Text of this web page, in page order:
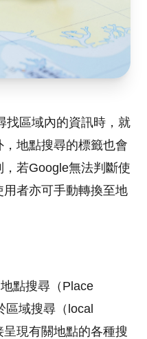
找區域內的資訊時，就
地點搜尋的標籤也會
若Google無法判斷使
者亦可手動轉換至地
點搜尋（Place
區域搜尋（local
現有關地點的各種搜